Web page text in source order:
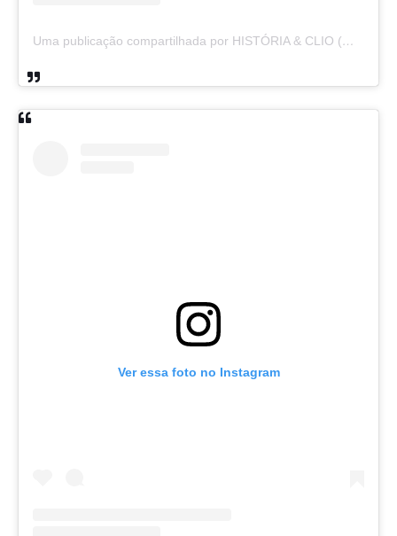
Uma publicação compartilhada por HISTÓRIA & CLIO (@historiaeclio)
Ver essa foto no Instagram